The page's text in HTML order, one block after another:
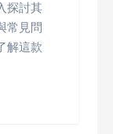
探討其
常見問
解這款